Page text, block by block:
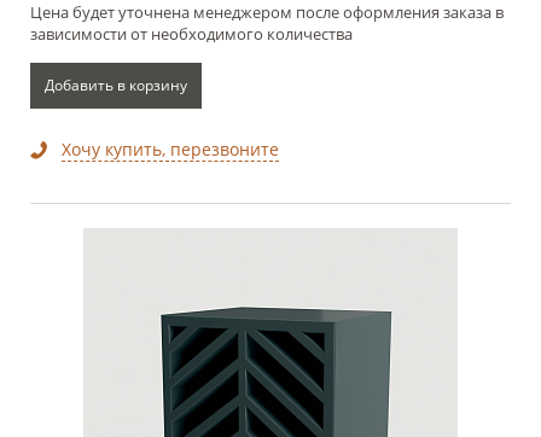
Цена будет уточнена менеджером после оформления заказа в
зависимости от необходимого количества
Добавить в корзину
Хочу купить, перезвоните